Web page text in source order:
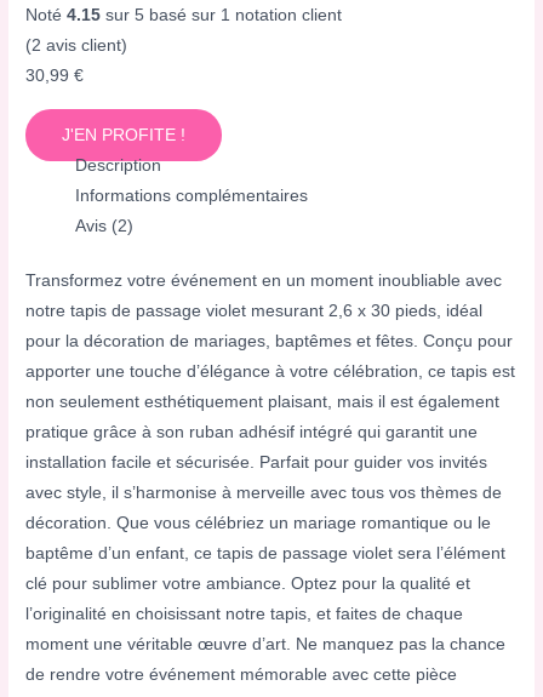
Noté4.15 sur 5 basé sur 1 notation client
(2 avis client)
30,99€
J'EN PROFITE !
Description
Informations complémentaires
Avis (2)
Transformez votre événement en un moment inoubliable avec
notre tapis de passage violet mesurant 2,6 x 30 pieds, idéal
pour la décoration de mariages, baptêmes et fêtes. Conçu pour
apporter une touche d’élégance à votre célébration, ce tapis est
non seulement esthétiquement plaisant, mais il est également
pratique grâce à son ruban adhésif intégré qui garantit une
installation facile et sécurisée. Parfait pour guider vos invités
avec style, il s’harmonise à merveille avec tous vos thèmes de
décoration. Que vous célébriez un mariage romantique ou le
baptême d’un enfant, ce tapis de passage violet sera l’élément
clé pour sublimer votre ambiance. Optez pour la qualité et
l’originalité en choisissant notre tapis, et faites de chaque
moment une véritable œuvre d’art. Ne manquez pas la chance
de rendre votre événement mémorable avec cette pièce